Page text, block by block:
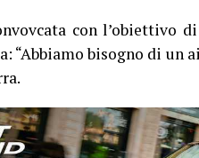
con
bisogno di un